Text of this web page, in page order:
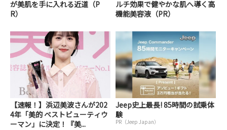
が美肌を手に入れる近道（P
R）
ルチ効果で健やかな肌へ導く高
機能美容液（PR）
【速報！】浜辺美波さんが202
4年「美的 ベストビューティウ
ーマン」に決定！『美...
Jeep史上最長! 85時間の試乗体
験
PR（Jeep Japan）